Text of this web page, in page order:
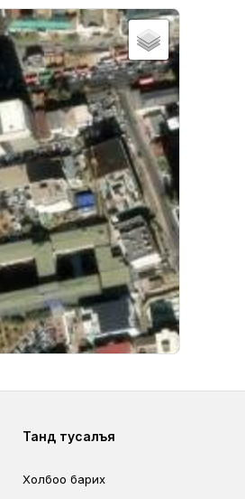
Footer fourth
Танд тусалъя
Холбоо барих